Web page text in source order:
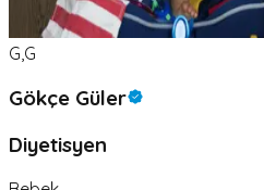
G,G
Gökçe Güler
Diyetisyen